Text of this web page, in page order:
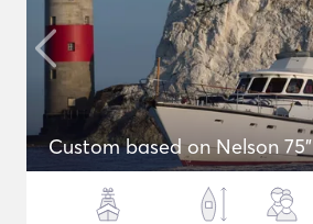
Custom based on Nelson 75"